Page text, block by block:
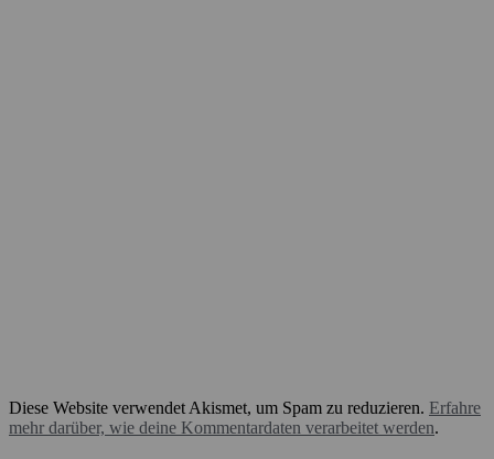
Diese Website verwendet Akismet, um Spam zu reduzieren. Erfahre
mehr darüber, wie deine Kommentardaten verarbeitet werden.